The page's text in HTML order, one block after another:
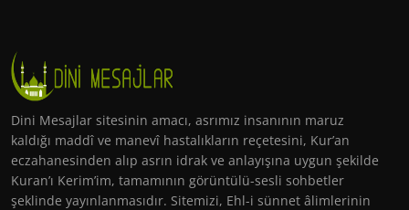
Dini Mesajlar sitesinin amacı, asrımız insanının maruz
kaldığı maddî ve manevî hastalıkların reçetesini, Kur’an
eczahanesinden alıp asrın idrak ve anlayışına uygun şekilde
Kuran’ı Kerim’im, tamamının görüntülü-sesli sohbetler
şeklinde yayınlanmasıdır. Sitemizi, Ehl-i sünnet âlimlerinin